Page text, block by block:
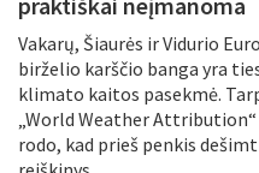
Vakarų, Šiaurės ir Vidurio
birželio karščio banga yra
klimato kaitos pasekmė.
„World Weather
rodo, kad prieš penkis